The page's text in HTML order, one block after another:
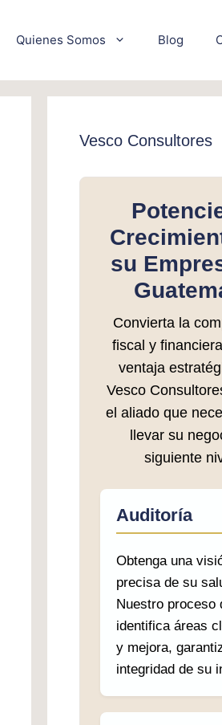
Quienes Somos Blog
Vesco Consultores
su
Convierta la
fiscal y
ventaja
Vesco
el aliado que
llevar su
siguiente
Auditoría
Obtenga una
precisa de su
Nuestro proceso
identifica áreas
y mejora,
integridad de su